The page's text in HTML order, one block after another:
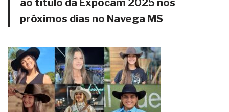
ao título da Expocam 2025 nos
próximos dias no Navega MS